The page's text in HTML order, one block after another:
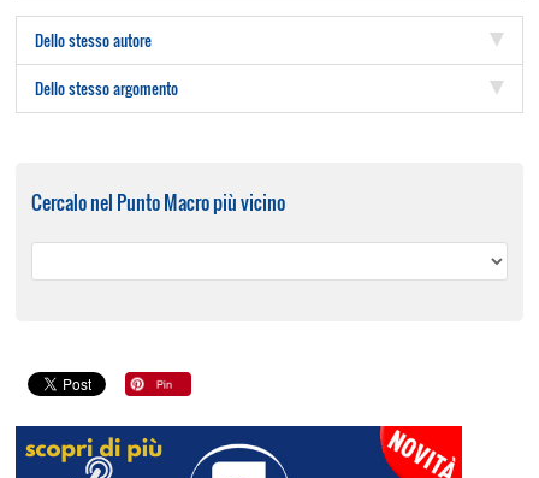
Dello stesso autore
Dello stesso argomento
Cercalo nel Punto Macro più vicino